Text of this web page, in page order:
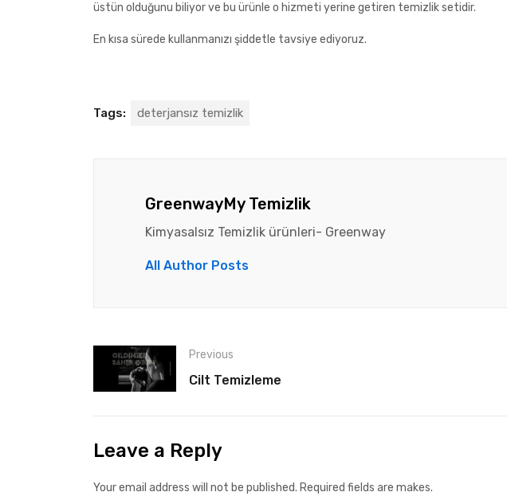
üstün olduğunu biliyor ve bu ürünle o hizmeti yerine getiren temizlik setidir.
En kısa sürede kullanmanızı şiddetle tavsiye ediyoruz.
Tags: deterjansız temizlik
GreenwayMy Temizlik
Kimyasalsız Temizlik ürünleri- Greenway
All Author Posts
Previous
Cilt Temizleme
Leave a Reply
Your email address will not be published. Required fields are makes.